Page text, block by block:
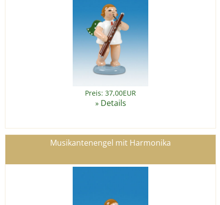
Preis: 37,00EUR
» Details
Musikantenengel mit Harmonika